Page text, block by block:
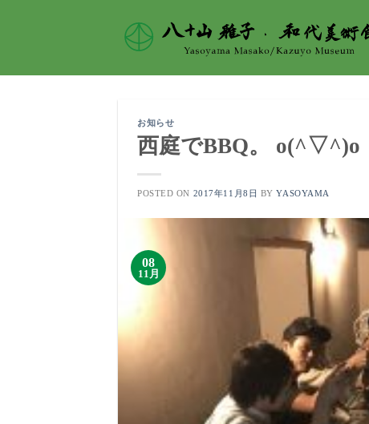
お知らせ
西庭でBBQ。 o(^▽^)o
POSTED ON 2017年11月8日 BYYASOYAMA
08
11月